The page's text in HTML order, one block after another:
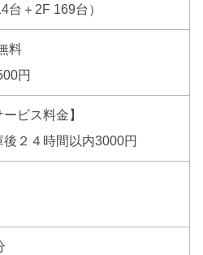
台＋2F 169台）
料
円
ービス料金】
２４時間以内3000円